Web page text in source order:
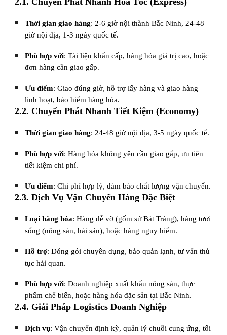
Thời gian giao hàng: 2-6 giờ nội thành Bắc Ninh, 24-48
giờ nội địa, 1-3 ngày quốc tế.
Phù hợp với: Tài liệu khẩn cấp, hàng hóa giá trị cao, hoặc
đơn hàng cần giao gấp.
Ưu điểm: Giao đúng giờ, hỗ trợ lấy hàng và giao hàng
linh hoạt, bảo hiểm hàng hóa.
2.2. Chuyển Phát Nhanh Tiết Kiệm (Economy)
Thời gian giao hàng: 24-48 giờ nội địa, 3-5 ngày quốc tế.
Phù hợp với: Hàng hóa không yêu cầu giao gấp, ưu tiên
tiết kiệm chi phí.
Ưu điểm: Chi phí hợp lý, đảm bảo chất lượng vận chuyển.
2.3. Dịch Vụ Vận Chuyển Hàng Đặc Biệt
Loại hàng hóa: Hàng dễ vỡ (gốm sứ Bát Tràng), hàng tươi
sống (nông sản, hải sản), hoặc hàng nguy hiểm.
Hỗ trợ: Đóng gói chuyên dụng, bảo quản lạnh, tư vấn thủ
tục hải quan.
Phù hợp với: Doanh nghiệp xuất khẩu nông sản, thực
phẩm chế biến, hoặc hàng hóa đặc sản tại Bắc Ninh.
2.4. Giải Pháp Logistics Doanh Nghiệp
Dịch vụ: Vận chuyển định kỳ, quản lý chuỗi cung ứng, tối